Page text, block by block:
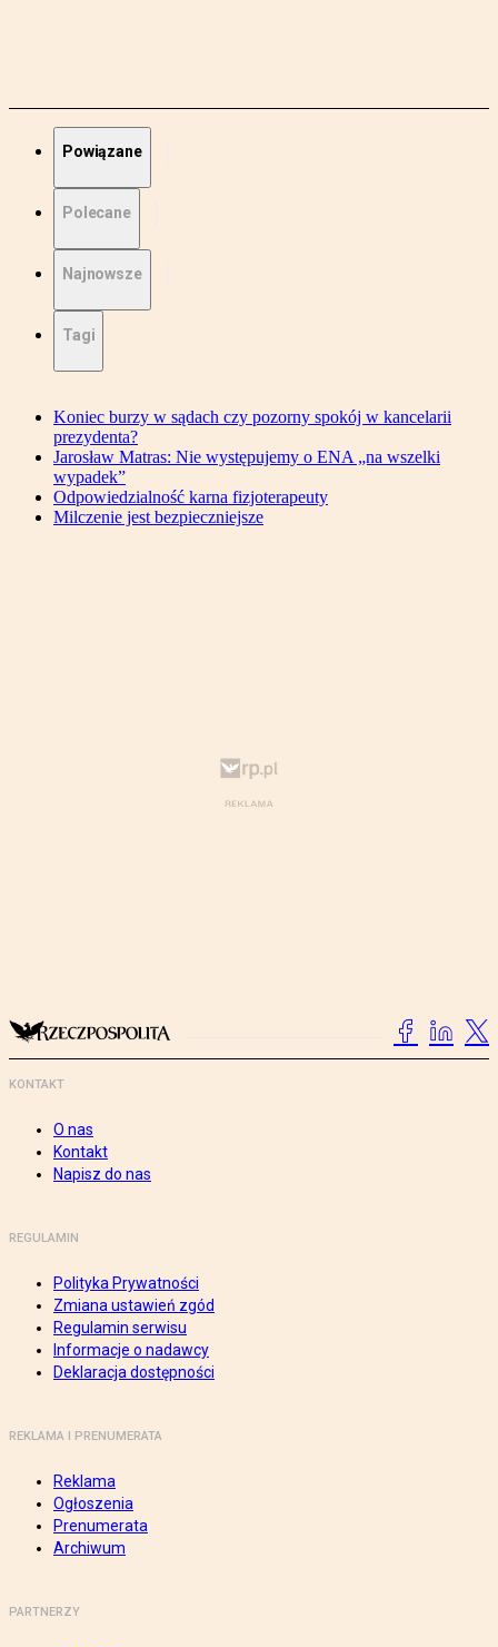
Powiązane
Polecane
Najnowsze
Tagi
Koniec burzy w sądach czy pozorny spokój w kancelarii
prezydenta?
Jarosław Matras: Nie występujemy o ENA „na wszelki
wypadek”
Odpowiedzialność karna fizjoterapeuty
Milczenie jest bezpieczniejsze
KONTAKT
O nas
Kontakt
Napisz do nas
REGULAMIN
Polityka Prywatności
Zmiana ustawień zgód
Regulamin serwisu
Informacje o nadawcy
Deklaracja dostępności
REKLAMA I PRENUMERATA
Reklama
Ogłoszenia
Prenumerata
Archiwum
PARTNERZY